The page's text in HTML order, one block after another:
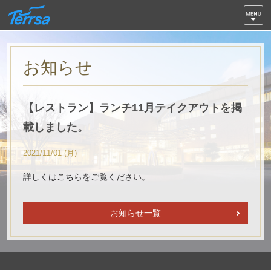
お知らせ
【レストラン】ランチ11月テイクアウトを掲
載しました。
2021/11/01 (月)
詳しくはこちらをご覧ください。
お知らせ一覧